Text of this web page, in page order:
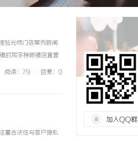
验光师门店案例新闻
写字楼眼镜店直营
场镜片40%-60%优
阅读：79 回复：0
重合法性与客户隐私
加入QQ群